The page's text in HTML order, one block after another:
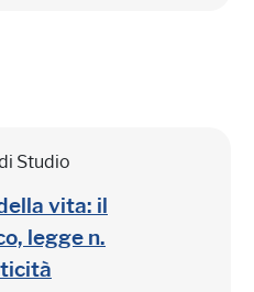
Studio
vita: il
legge n.